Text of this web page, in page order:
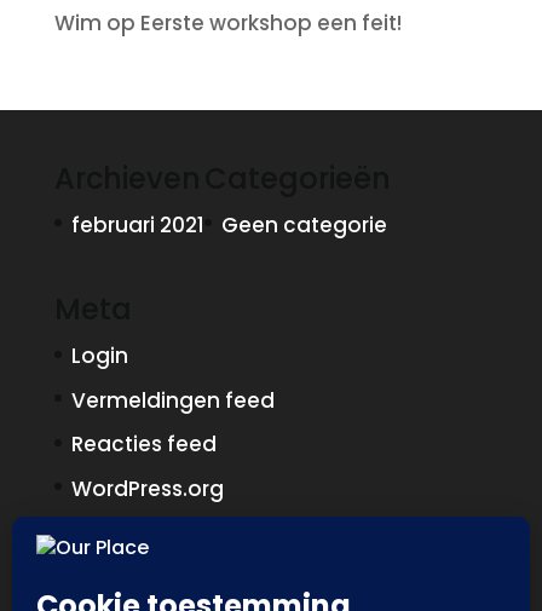
Wim op Eerste workshop een feit!
februari 2021 Geen categorie
Login
Vermeldingen feed
Reacties feed
WordPress.org